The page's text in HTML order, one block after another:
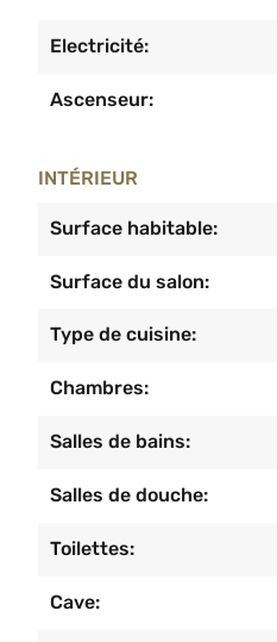
Electricité:
Ascenseur:
INTÉRIEUR
Surface habitable:
Surface du salon:
Type de cuisine:
Chambres:
Salles de bains:
Salles de douche:
Toilettes:
Cave: